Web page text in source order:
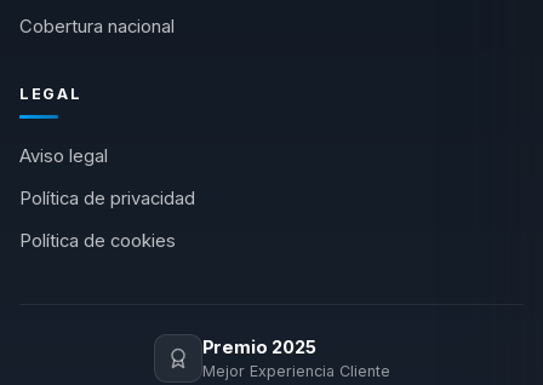
Cobertura nacional
LEGAL
Aviso legal
Política de privacidad
Política de cookies
Premio 2025
Mejor Experiencia Cliente